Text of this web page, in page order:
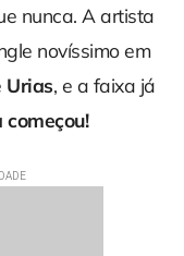
nunca. A artista
novíssimo em
Urias, e a faixa já